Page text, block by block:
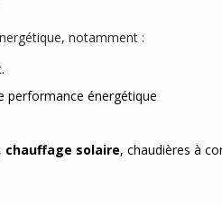
notamment :
performance énergétique
chauffage solaire, chaudières à